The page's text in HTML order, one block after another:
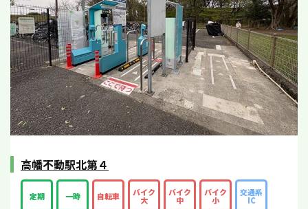
高幡不動駅北第４
定期 一時 自転車 バイク
大
バイク
中
バイク
小
交通系
IC